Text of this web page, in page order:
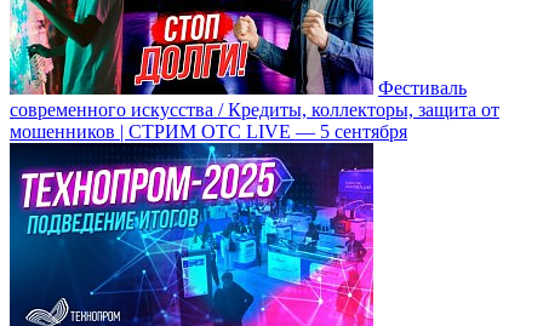
Фестиваль
современного искусства / Кредиты, коллекторы, защита от
мошенников | СТРИМ ОТС LIVE — 5 сентября